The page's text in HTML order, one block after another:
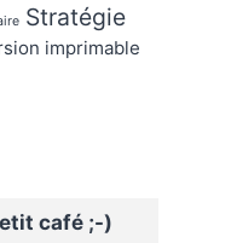
Stratégie
imprimable
café ;-)